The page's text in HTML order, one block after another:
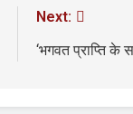
Next:
‘भगवत प्राप्ति के